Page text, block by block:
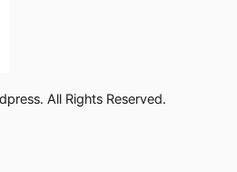
All Rights Reserved.